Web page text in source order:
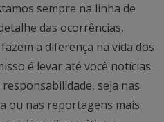
sempre na linha de
das ocorrências,
a diferença na vida dos
é levar até você notícias
seja nas
ou nas reportagens mais